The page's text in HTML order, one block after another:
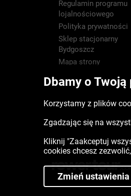
Regulamin programu
lojalnościowego
Polityka prywatności
Sklep stacjonarny
Bydgoszcz
Mapa strony
Dbamy o
Korzystamy z plików
Zgadzając się na
Kliknij "Zaakceptuj
cookies chcesz
Zmień ustawienia